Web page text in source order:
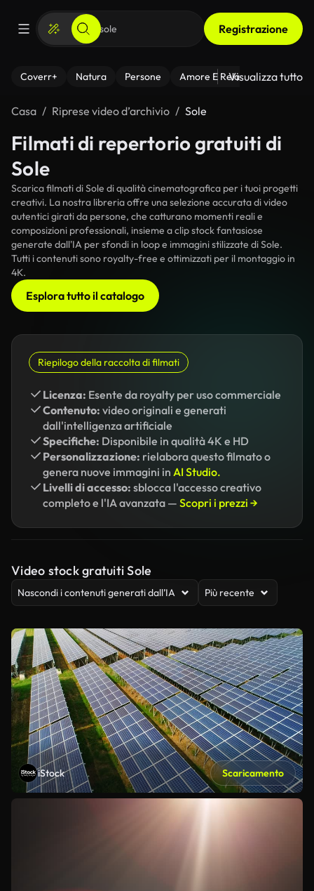
Registrazione
Coverr+ Natura Persone Amore E Relazioni Il
Visualizza tutto
Casa Riprese video d’archivio Sole
Filmati di repertorio gratuiti di
Sole
Scarica filmati di Sole di qualità cinematografica per i tuoi progetti
creativi. La nostra libreria offre una selezione accurata di video
autentici girati da persone, che catturano momenti reali e
composizioni professionali, insieme a clip stock fantasiose
generate dall'IA per sfondi in loop e immagini stilizzate di Sole.
Tutti i contenuti sono royalty-free e ottimizzati per il montaggio in
4K.
Esplora tutto il catalogo
Riepilogo della raccolta di filmati
Licenza: Esente da royalty per uso commerciale
Contenuto: video originali e generati
dall'intelligenza artificiale
Specifiche: Disponibile in qualità 4K e HD
Personalizzazione: rielabora questo filmato o
genera nuove immagini in AI Studio.
Livelli di accesso: sblocca l'accesso creativo
completo e l'IA avanzata — Scopri i prezzi →
Video stock gratuiti Sole
Nascondi i contenuti generati dall’IA Più recente
iStock Scaricamento